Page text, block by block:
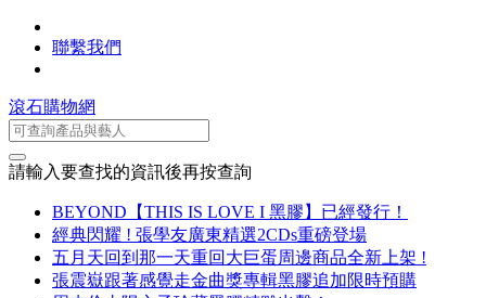
聯繫我們
滾石購物網
請輸入要查找的資訊後再按查詢
BEYOND【THIS IS LOVE I 黑膠】已經發行！
經典閃耀 ! 張學友廣東精選2CDs重磅登場
五月天回到那一天重回大巨蛋周邊商品全新上架 !
張震嶽跟著感覺走金曲獎專輯黑膠追加限時預購